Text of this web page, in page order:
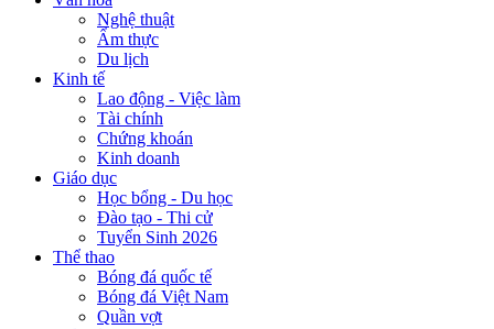
Nghệ thuật
Ẩm thực
Du lịch
Kinh tế
Lao động - Việc làm
Tài chính
Chứng khoán
Kinh doanh
Giáo dục
Học bổng - Du học
Đào tạo - Thi cử
Tuyển Sinh 2026
Thể thao
Bóng đá quốc tế
Bóng đá Việt Nam
Quần vợt